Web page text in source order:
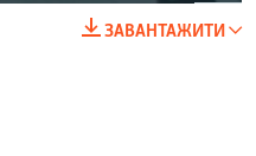
ЗАВАНТАЖИТИ